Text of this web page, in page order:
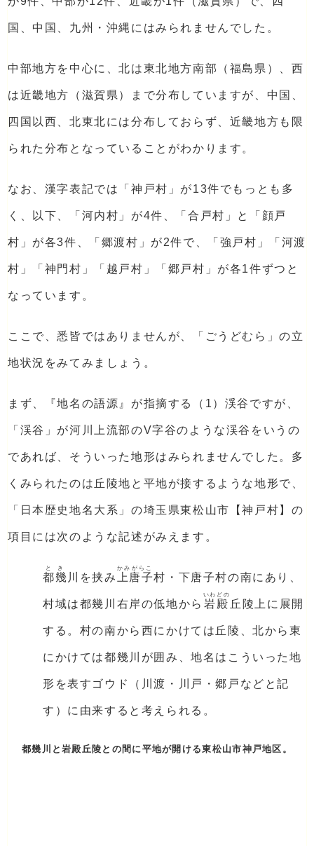
国、中国、九州・沖縄にはみられませんでした。
中部地方を中心に、北は東北地方南部（福島県）、西
は近畿地方（滋賀県）まで分布していますが、中国、
四国以西、北東北には分布しておらず、近畿地方も限
られた分布となっていることがわかります。
なお、漢字表記では「神戸村」が13件でもっとも多
く、以下、「河内村」が4件、「合戸村」と「顔戸
村」が各3件、「郷渡村」が2件で、「強戸村」「河渡
村」「神門村」「越戸村」「郷戸村」が各1件ずつと
なっています。
ここで、悉皆ではありませんが、「ごうどむら」の立
地状況をみてみましょう。
まず、『地名の語源』が指摘する（1）渓谷ですが、
「渓谷」が河川上流部のV字谷のような渓谷をいうの
であれば、そういった地形はみられませんでした。多
くみられたのは丘陵地と平地が接するような地形で、
「日本歴史地名大系」の埼玉県東松山市【神戸村】の
項目には次のような記述がみえます。
都幾
とき
川を挟み 上唐子
かみがらこ
村・下唐子村の南にあり、
村域は都幾川右岸の低地から 岩殿
いわどの
丘陵上に展開
する。村の南から西にかけては丘陵、北から東
にかけては都幾川が囲み、地名はこういった地
形を表すゴウド（川渡・川戸・郷戸などと記
す）に由来すると考えられる。
都幾川と岩殿丘陵との間に平地が開ける東松山市神戸地区。